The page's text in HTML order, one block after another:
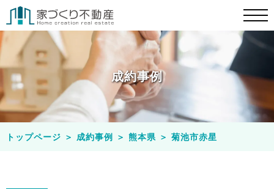
成約事例
トップページ ＞ 成約事例 ＞ 熊本県 ＞ 菊池市赤星